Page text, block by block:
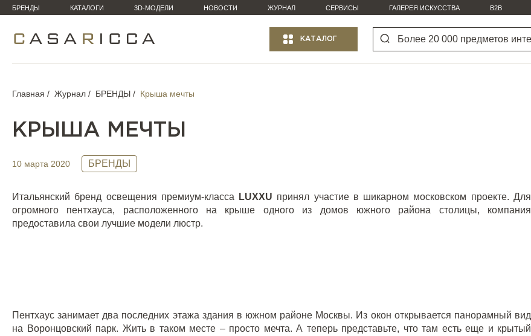
БРЕНДЫ КАТАЛОГИ 3D-МОДЕЛИ НОВОСТИ ЖУРНАЛ СЕРВИСЫ ГАЛЕРЕЯ ИСКУССТВА B2B
КАТАЛОГ
Главная Журнал БРЕНДЫ Крыша мечты
КРЫША МЕЧТЫ
10 марта 2020 БРЕНДЫ
Итальянский бренд освещения премиум-класса LUXXU принял участие в шикарном московском проекте. Для
огромного пентхауса, расположенного на крыше одного из домов южного района столицы, компания
предоставила свои лучшие модели люстр.
Пентхаус занимает два последних этажа здания в южном районе Москвы. Из окон открывается панорамный вид
на Воронцовский парк. Жить в таком месте – просто мечта. А теперь представьте, что там есть еще и крытый